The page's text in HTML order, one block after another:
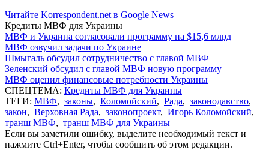
Читайте Korrespondent.net в Google News
Кредиты МВФ для Украины
МВФ и Украина согласовали программу на $15,6 млрд
МВФ озвучил задачи по Украине
Шмыгаль обсудил сотрудничество с главой МВФ
Зеленский обсудил с главой МВФ новую программу
МВФ оценил финансовые потребности Украины
СПЕЦТЕМА: Кредиты МВФ для Украины
ТЕГИ: МВФ, законы, Коломойский, Рада, законодавство,
закон, Верховная Рада, законопроект, Игорь Коломойский,
транш МВФ, транш МВФ для Украины
Если вы заметили ошибку, выделите необходимый текст и
нажмите Ctrl+Enter, чтобы сообщить об этом редакции.